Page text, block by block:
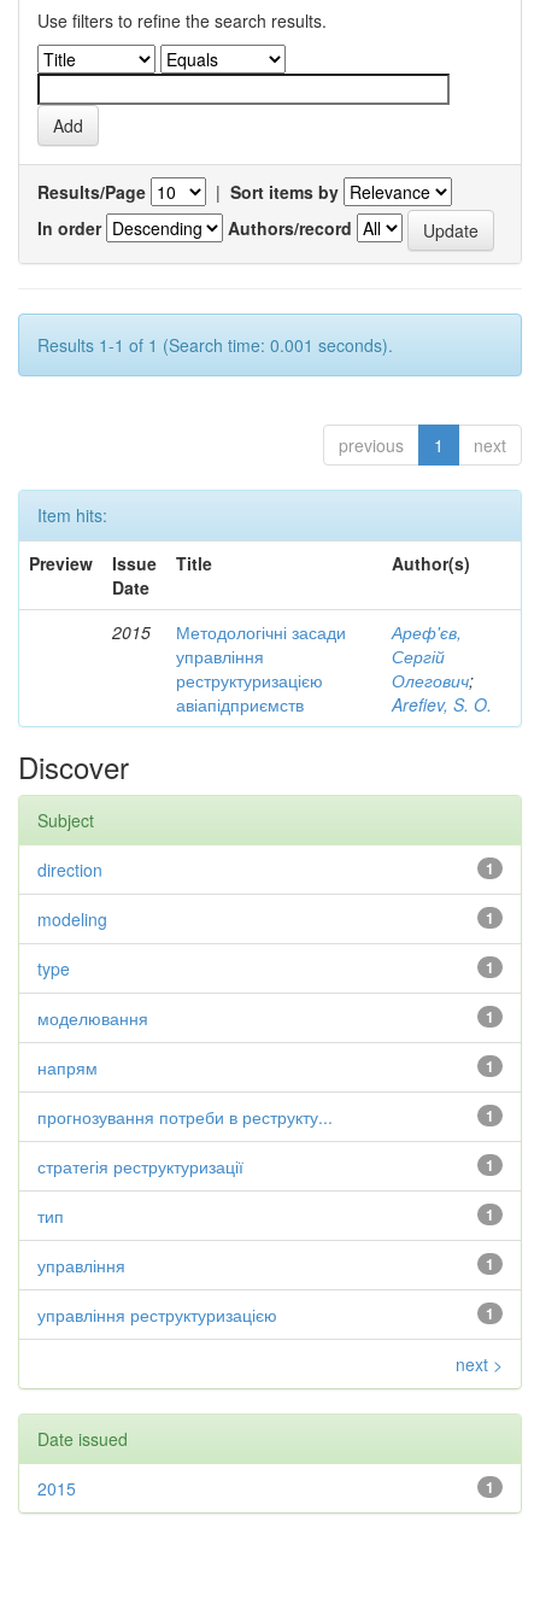
Use filters to refine the search results.
Results/Page | Sort items by
In order
Authors/record
Results 1-1 of 1 (Search time: 0.001 seconds).
previous 1 next
Item hits:
Preview
Issue
Date
Title Author(s)
2015
Методологічні засади
управління
реструктуризацією
авіапідприємств
Ареф'єв,
Сергій
Олегович;
Arefiev, S. O.
Discover
Subject
1
direction
1
modeling
1
type
1
моделювання
1
напрям
1
прогнозування потреби в реструкту...
1
стратегія реструктуризації
1
тип
1
управління
1
управління реструктуризацією
next >
Date issued
1
2015